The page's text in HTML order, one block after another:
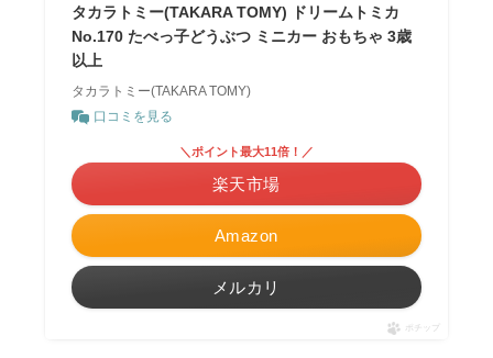
タカラトミー(TAKARA TOMY) ドリームトミカ
No.170 たべっ子どうぶつ ミニカー おもちゃ 3歳
以上
タカラトミー(TAKARA TOMY)
口コミを見る
Amazon
＼ポイント最大11倍！／
楽天市場
メルカリ
ポチップ